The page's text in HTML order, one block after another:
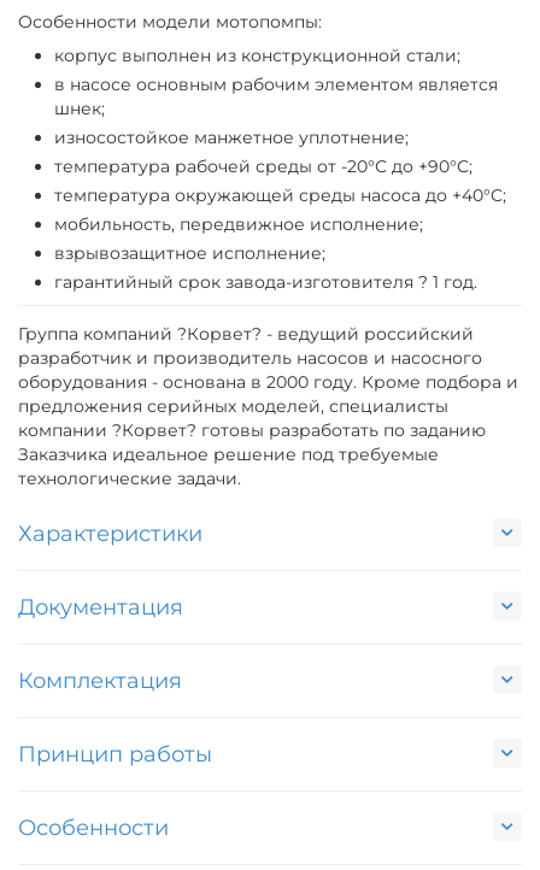
Особенности модели мотопомпы:
корпус выполнен из конструкционной стали;
в насосе основным рабочим элементом является
шнек;
износостойкое манжетное уплотнение;
температура рабочей среды от -20°С до +90°С;
температура окружающей среды насоса до +40°C;
мобильность, передвижное исполнение;
взрывозащитное исполнение;
гарантийный срок завода-изготовителя ? 1 год.
Группа компаний ?Корвет? - ведущий российский
разработчик и производитель насосов и насосного
оборудования - основана в 2000 году. Кроме подбора и
предложения серийных моделей, специалисты
компании ?Корвет? готовы разработать по заданию
Заказчика идеальное решение под требуемые
технологические задачи.
Характеристики
Документация
Комплектация
Принцип работы
Особенности